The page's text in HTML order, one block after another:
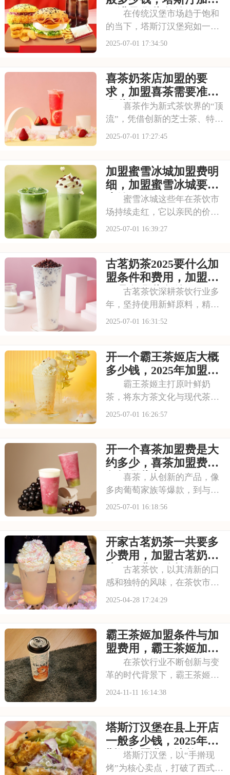
古茗投资预
要满足哪些条件
在传统汉堡市场趋于饱和
的当下，塔斯汀汉堡宛如一股
清流，以创新的姿态闯入大众
独特的商业模式所吸引，想要
借助塔斯汀的品牌力量开启自
己的创业之路。那么
2025-07-01 17:34:50
喜茶奶茶店加盟的要
求，加盟喜茶需要准备
哪些资金
喜茶作为新式茶饮界的“顶
流”，凭借创新的芝士茶、特色
果茶，还有时尚的门店设计，
多少钱？需要满足哪些条件？
以下是喜茶奶茶店加盟的要
求，加盟喜茶需要
2025-07-01 17:27:45
加盟蜜雪冰城加盟费明
细，加盟蜜雪冰城要多
少钱
蜜雪冰城这些年在茶饮市
场持续走红，它以亲民的价格
和丰富的产品线，覆盖了广泛
投资者心动不已。那么，加盟
蜜雪冰城需要多少费用呢？下
面就来看看加盟蜜雪
2025-07-01 16:39:27
古茗奶茶2025要什么加
盟条件和费用，加盟需
要具备哪些条件
古茗茶饮深耕茶饮行业多
年，坚持使用新鲜原料，精心
调配每一杯饮品，以稳定的品
力，不少投资者想加盟。那
么，加盟古茗的费用情况如何
呢？下面就来看看古茗
2025-07-01 16:31:52
开一个霸王茶姬店大概
多少钱，2025年加盟费
用明细与成本预算
霸王茶姬主打原叶鲜奶
茶，将东方茶文化与现代茶饮
巧妙结合。以“原叶鲜奶茶”为
茶饮市场脱颖而出。不少投资
者被其吸引，以下是开一个霸
王茶姬店大概多少钱，
2025-07-01 16:26:57
开一个喜茶加盟费是大
约多少，喜茶加盟费用
包括哪些方面
喜茶，从创新的产品，像
多肉葡萄家族等爆款，到与知
名品牌跨界联名提升影响力，
是大约多少，喜茶加盟费用包
括哪些方面的具体分析！希望
能为您提供参考~
2025-07-01 16:18:56
开家古茗奶茶一共要多
少费用，加盟古茗奶茶
流程及费用分析
古茗茶饮，以其清新的口
感和独特的风味，在茶饮市场
中脱颖而出。加盟古茗，你将
的创业梦想。本文将为你揭秘
开家古茗奶茶一共要多少费
用，加盟古茗奶茶流程
2025-04-28 17:24:29
霸王茶姬加盟条件与加
盟费用，霸王茶姬加盟
费多少钱
在茶饮行业不断创新与变
革的时代背景下，霸王茶姬以
其独特的品牌定位和不断创新
牌的全面赋能，包括技术支
持、运营指导、市场推广等全
方位服务，助你轻松创
2024-11-11 16:14:38
塔斯汀汉堡在县上开店
一般多少钱，2025年塔
斯汀加盟费用清单
塔斯汀汉堡，以“手擀现
烤”为核心卖点，打破了西式快